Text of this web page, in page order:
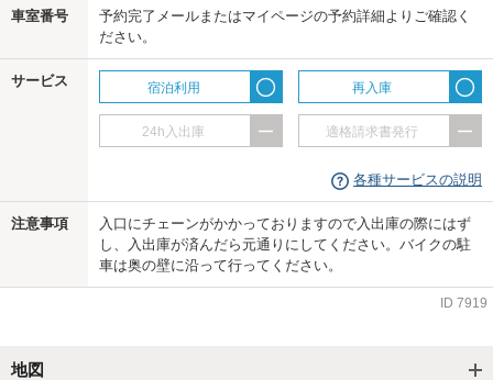
us
車室番号
予約完了メールまたはマイページの予約詳細よりご確認く
ださい。
サービス 宿泊利用 再入庫
24h入出庫 適格請求書発行
各種サービスの説明
注意事項
入口にチェーンがかかっておりますので入出庫の際にはず
し、入出庫が済んだら元通りにしてください。バイクの駐
車は奥の壁に沿って行ってください。
ID 7919
地図